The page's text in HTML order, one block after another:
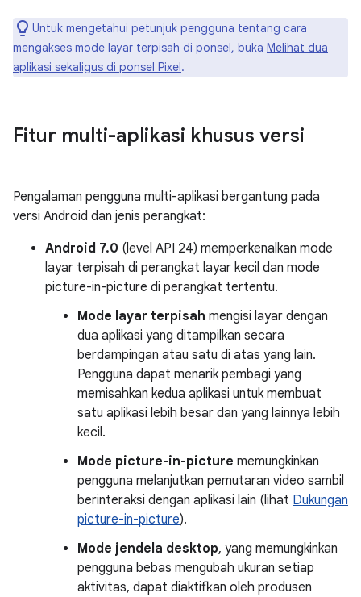
Untuk mengetahui petunjuk pengguna tentang cara
mengakses mode layar terpisah di ponsel, buka Melihat dua
aplikasi sekaligus di ponsel Pixel.
Fitur multi-aplikasi khusus versi
Pengalaman pengguna multi-aplikasi bergantung pada
versi Android dan jenis perangkat:
Android 7.0 (level API 24) memperkenalkan mode
layar terpisah di perangkat layar kecil dan mode
picture-in-picture di perangkat tertentu.
Mode layar terpisah mengisi layar dengan
dua aplikasi yang ditampilkan secara
berdampingan atau satu di atas yang lain.
Pengguna dapat menarik pembagi yang
memisahkan kedua aplikasi untuk membuat
satu aplikasi lebih besar dan yang lainnya lebih
kecil.
Mode picture-in-picture memungkinkan
pengguna melanjutkan pemutaran video sambil
berinteraksi dengan aplikasi lain (lihat Dukungan
picture-in-picture).
Mode jendela desktop, yang memungkinkan
pengguna bebas mengubah ukuran setiap
aktivitas, dapat diaktifkan oleh produsen